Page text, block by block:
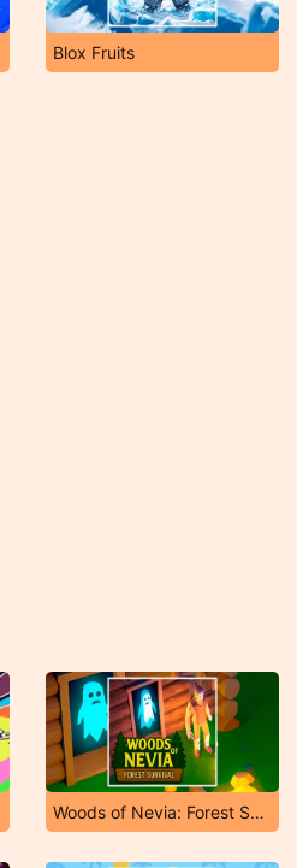
Blox Fruits
Woods of Nevia: Forest Survival